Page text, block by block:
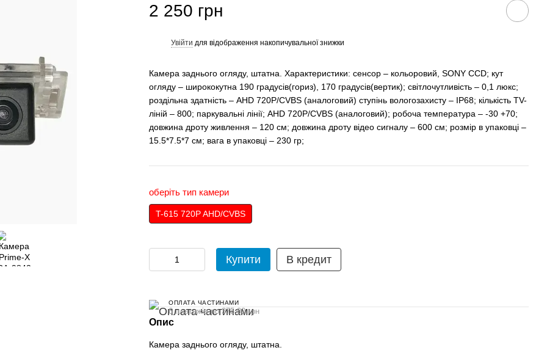
2 250 грн
Увійти для відображення накопичувальної знижки
Камера заднього огляду, штатна. Характеристики: сенсор – кольоровий, SONY CCD; кут
огляду – ширококутна 190 градусів(гориз), 170 градусів(вертик); світлочутливість – 0,1 люкс;
роздільна здатність – AHD 720P/CVBS (аналоговий) ступінь вологозахисту – IP68; кількість TV-
ліній – 800; паркувальні лінії; AHD 720P/CVBS (аналоговий); робоча температура – -30 +70;
довжина дроту живлення – 120 см; довжина дроту відео сигналу – 600 см; розмір в упаковці –
15.5*7.5*7 см; вага в упаковці – 230 гр;
оберіть тип камери
T-615 720P AHD/CVBS
Купити В кредит
ОПЛАТА ЧАСТИНАМИ
6 платежів по 375.00 грн
Опис
Камера заднього огляду, штатна.